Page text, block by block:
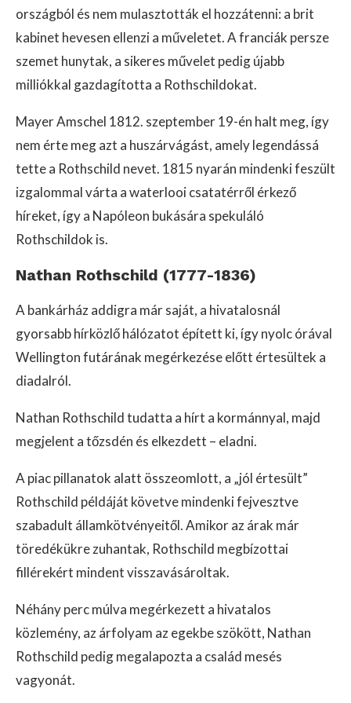
országból és nem mulasztották el hozzátenni: a brit
kabinet hevesen ellenzi a műveletet. A franciák persze
szemet hunytak, a sikeres művelet pedig újabb
milliókkal gazdagította a Rothschildokat.
Mayer Amschel 1812. szeptember 19-én halt meg, így
nem érte meg azt a huszárvágást, amely legendássá
tette a Rothschild nevet. 1815 nyarán mindenki feszült
izgalommal várta a waterlooi csatatérről érkező
híreket, így a Napóleon bukására spekuláló
Rothschildok is.
Nathan Rothschild (1777-1836)
A bankárház addigra már saját, a hivatalosnál
gyorsabb hírközlő hálózatot épített ki, így nyolc órával
Wellington futárának megérkezése előtt értesültek a
diadalról.
Nathan Rothschild tudatta a hírt a kormánnyal, majd
megjelent a tőzsdén és elkezdett – eladni.
A piac pillanatok alatt összeomlott, a „jól értesült”
Rothschild példáját követve mindenki fejvesztve
szabadult államkötvényeitől. Amikor az árak már
töredékükre zuhantak, Rothschild megbízottai
fillérekért mindent visszavásároltak.
Néhány perc múlva megérkezett a hivatalos
közlemény, az árfolyam az egekbe szökött, Nathan
Rothschild pedig megalapozta a család mesés
vagyonát.